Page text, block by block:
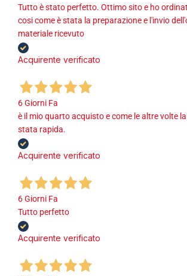
Tutto è stato perfetto. Ottimo sito e ho
cosi come è stata la preparazione e l'invio
materiale ricevuto
Acquirente verificato
6 Giorni Fa
è il mio quarto acquisto e come le altre volte
stata rapida.
Acquirente verificato
6 Giorni Fa
Tutto perfetto
Acquirente verificato